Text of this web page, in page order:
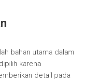
bahan utama dalam
karena
detail pada